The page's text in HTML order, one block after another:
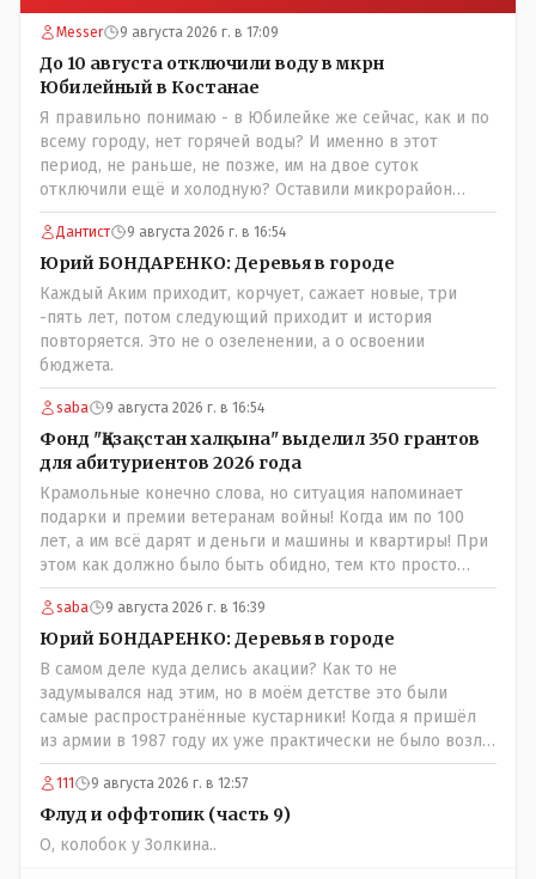
Messer 9 августа 2026 г. в 17:09
До 10 августа отключили воду в мкрн
Юбилейный в Костанае
Я правильно понимаю - в Юбилейке же сейчас, как и по
всему городу, нет горячей воды? И именно в этот
период, не раньше, не позже, им на двое суток
отключили ещё и холодную? Оставили микрорайон
вообще без воды?
Дантист 9 августа 2026 г. в 16:54
Юрий БОНДАРЕНКО: Деревья в городе
Каждый Аким приходит, корчует, сажает новые, три
-пять лет, потом следующий приходит и история
повторяется. Это не о озеленении, а о освоении
бюджета.
saba 9 августа 2026 г. в 16:54
Фонд "Қазақстан халқына" выделил 350 грантов
для абитуриентов 2026 года
Крамольные конечно слова, но ситуация напоминает
подарки и премии ветеранам войны! Когда им по 100
лет, а им всё дарят и деньги и машины и квартиры! При
этом как должно было быть обидно, тем кто просто
выживал в эти годы отказывая себе во всём и работая
для фронта! Не всем повезло и получить медаль" За
доблестный труд в годы ВОВ", там хоть какие то льготы
были! А тут? Может всё таки стоит оценивать по
степени заинтересованности в высшем образовании, а
не по степени того , как тебе не повезло в жизни?
saba 9 августа 2026 г. в 16:39
Юрий БОНДАРЕНКО: Деревья в городе
В самом деле куда делись акации? Как то не
задумывался над этим, но в моём детстве это были
самые распространённые кустарники! Когда я пришёл
из армии в 1987 году их уже практически не было возле
родительского дома по улице Амангельды! А что
случилось то, с целым видом кустарника?
111 9 августа 2026 г. в 12:57
Флуд и оффтопик (часть 9)
О, колобок у Золкина..